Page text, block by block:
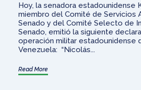
Hoy, la senadora estadounidense
miembro del Comité de Servicios
Senado y del Comité Selecto de
Senado, emitió la siguiente
operación militar estadounidense
Venezuela: “Nicolás...
Read More